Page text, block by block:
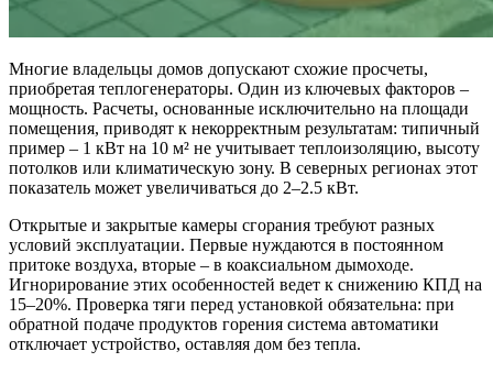
Многие владельцы домов допускают схожие просчеты,
приобретая теплогенераторы. Один из ключевых факторов –
мощность. Расчеты, основанные исключительно на площади
помещения, приводят к некорректным результатам: типичный
пример – 1 кВт на 10 м² не учитывает теплоизоляцию, высоту
потолков или климатическую зону. В северных регионах этот
показатель может увеличиваться до 2–2.5 кВт.
Открытые и закрытые камеры сгорания требуют разных
условий эксплуатации. Первые нуждаются в постоянном
притоке воздуха, вторые – в коаксиальном дымоходе.
Игнорирование этих особенностей ведет к снижению КПД на
15–20%. Проверка тяги перед установкой обязательна: при
обратной подаче продуктов горения система автоматики
отключает устройство, оставляя дом без тепла.